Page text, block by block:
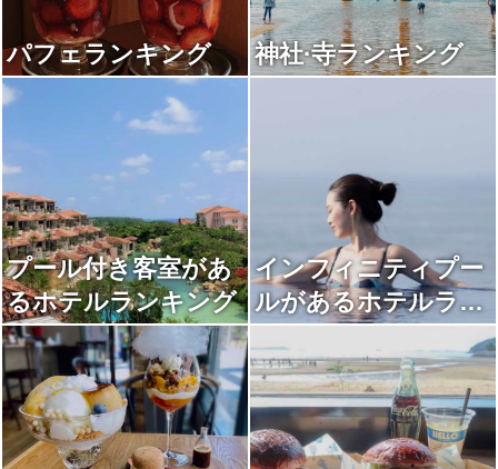
パフェランキング 神社·寺ランキング
プール付き客室があ
るホテルランキング
インフィニティプー
ルがあるホテルラン
キング